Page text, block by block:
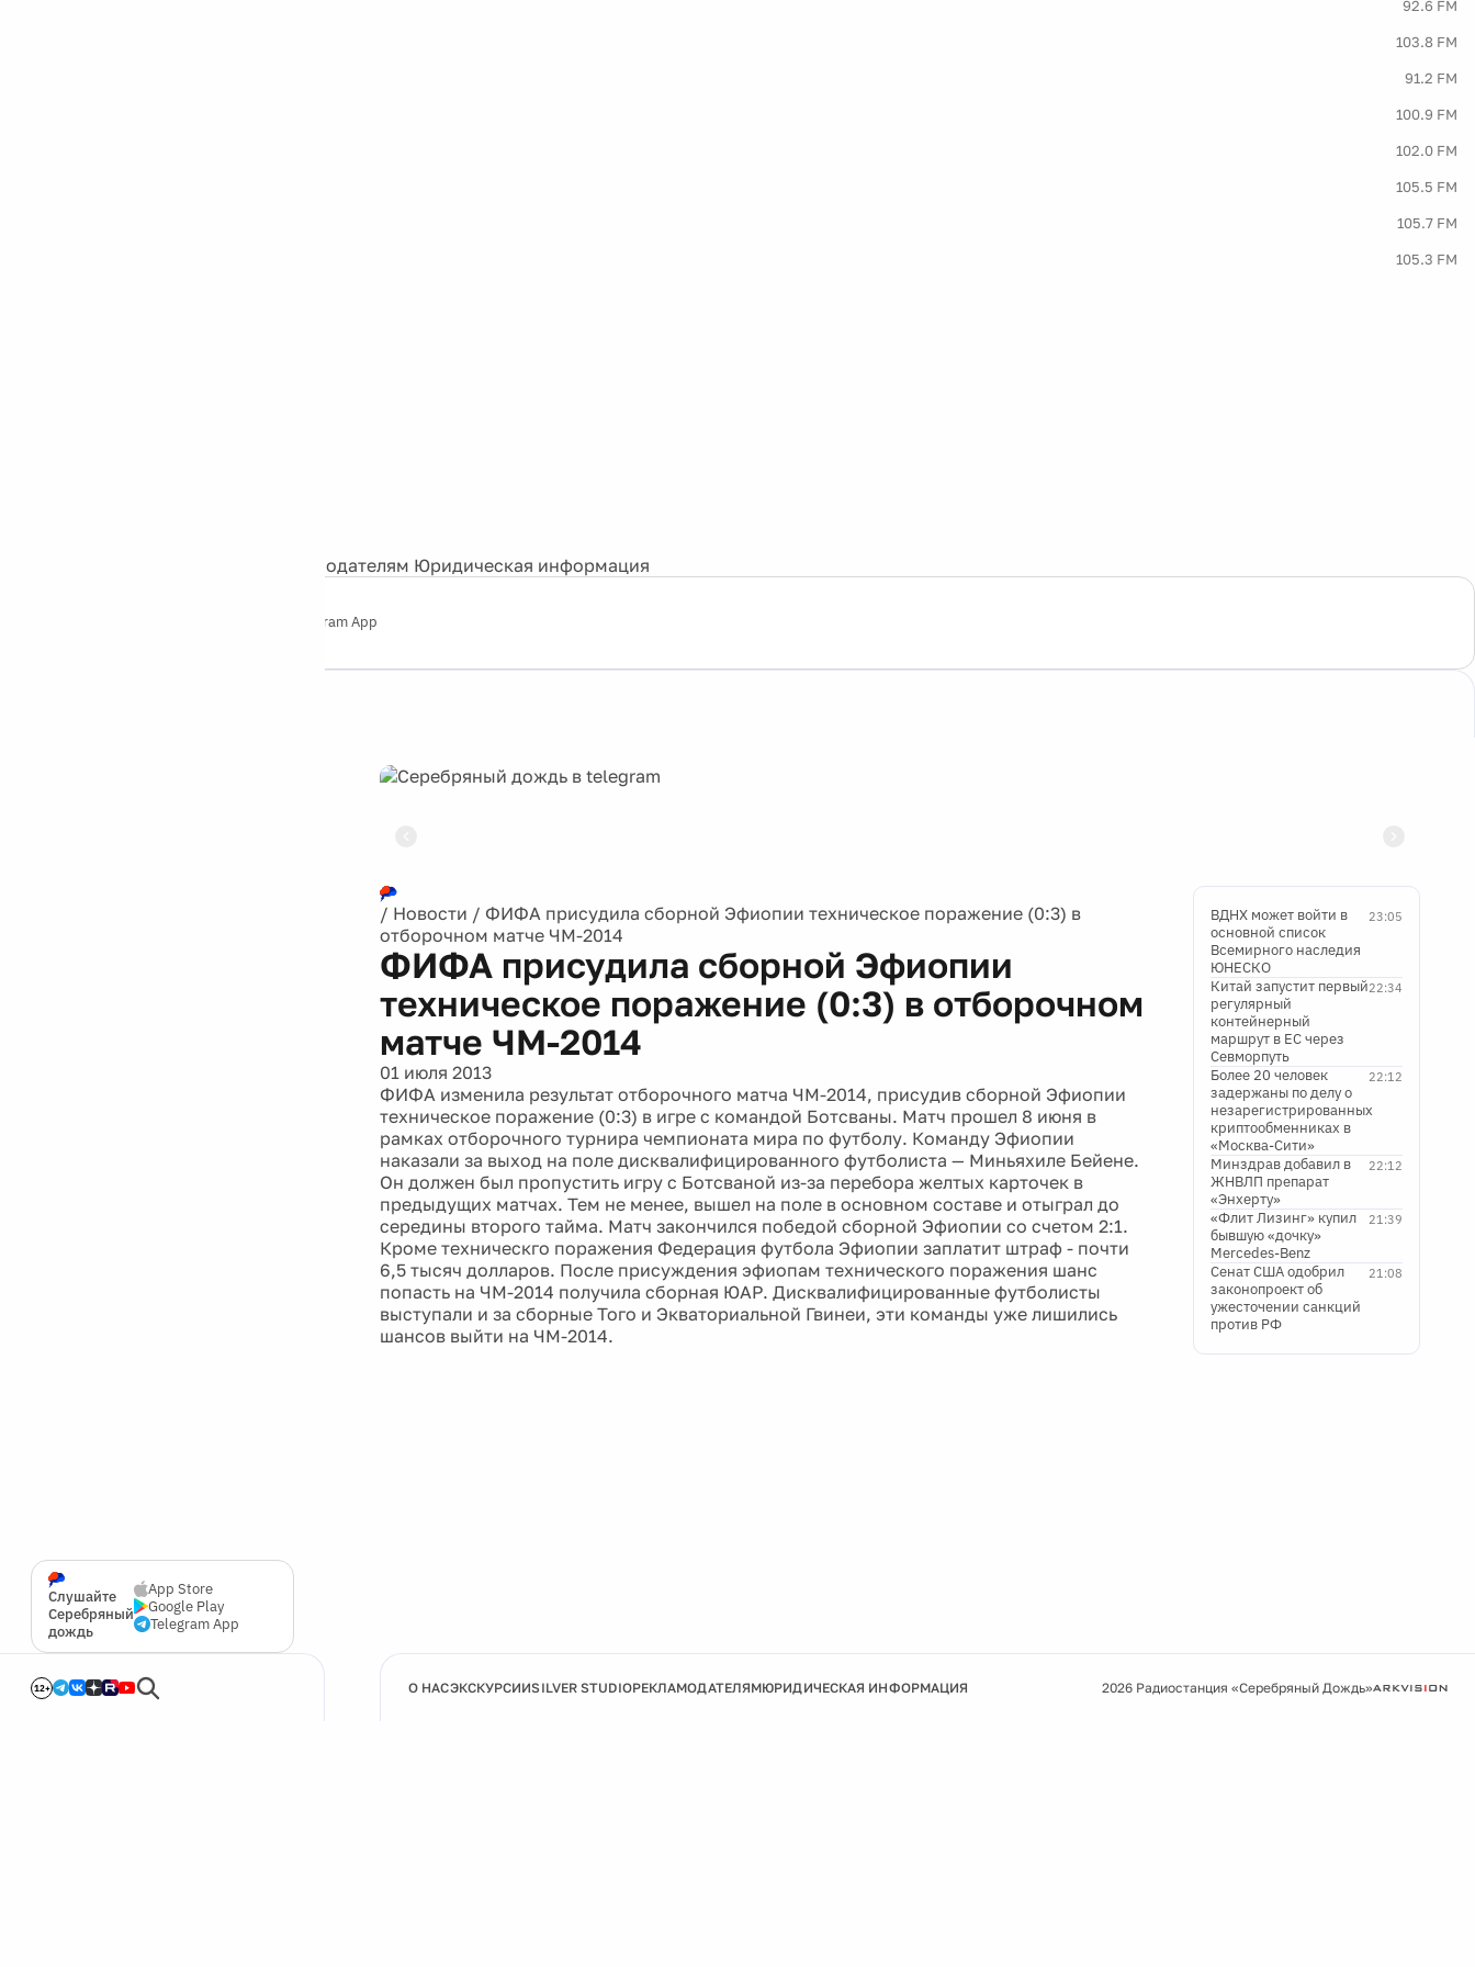
92.6 FM
103.8 FM
91.2 FM
100.9 FM
102.0 FM
105.5 FM
105.7 FM
105.3 FM
Рекламодателям Юридическая информация
Telegram App
Слушайте
Серебряный
дождь
App Store
Google Play
Telegram App
12+
/ Новости / ФИФА присудила сборной Эфиопии техническое поражение (0:3) в
отборочном матче ЧМ-2014
ФИФА присудила сборной Эфиопии
техническое поражение (0:3) в отборочном
матче ЧМ-2014
01 июля 2013
ФИФА изменила результат отборочного матча ЧМ-2014, присудив сборной Эфиопии
техническое поражение (0:3) в игре с командой Ботсваны. Матч прошел 8 июня в
рамках отборочного турнира чемпионата мира по футболу. Команду Эфиопии
наказали за выход на поле дисквалифицированного футболиста — Миньяхиле Бейене.
Он должен был пропустить игру с Ботсваной из-за перебора желтых карточек в
предыдущих матчах. Тем не менее, вышел на поле в основном составе и отыграл до
середины второго тайма. Матч закончился победой сборной Эфиопии со счетом 2:1.
Кроме техническго поражения Федерация футбола Эфиопии заплатит штраф - почти
6,5 тысяч долларов. После присуждения эфиопам технического поражения шанс
попасть на ЧМ-2014 получила сборная ЮАР. Дисквалифицированные футболисты
выступали и за сборные Того и Экваториальной Гвинеи, эти команды уже лишились
шансов выйти на ЧМ-2014.
23:05
ВДНХ может войти в
основной список
Всемирного наследия
ЮНЕСКО
22:34
Китай запустит первый
регулярный
контейнерный
маршрут в ЕС через
Севморпуть
22:12
Более 20 человек
задержаны по делу о
незарегистрированных
криптообменниках в
«Москва-Сити»
22:12
Минздрав добавил в
ЖНВЛП препарат
«Энхерту»
21:39
«Флит Лизинг» купил
бывшую «дочку»
Mercedes-Benz
21:08
Сенат США одобрил
законопроект об
ужесточении санкций
против РФ
О НАСЭКСКУРСИИSILVER STUDIOРЕКЛАМОДАТЕЛЯМЮРИДИЧЕСКАЯ ИНФОРМАЦИЯ 2026 Радиостанция «Серебряный Дождь»